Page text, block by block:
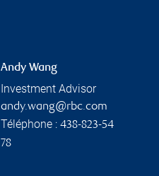
Andy Wang
Investment Advisor
andy.wang@rbc.com
Téléphone : 438-823-54
78